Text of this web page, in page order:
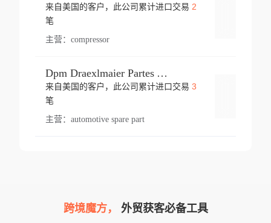
来自美国的客户，此公司累计进口交易 2
笔
主营： compressor
Dpm Draexlmaier Partes Automotrices Corr Ind Huejotzingo
来自美国的客户，此公司累计进口交易 3
笔
主营： automotive spare part
跨境魔方， 外贸获客必备工具